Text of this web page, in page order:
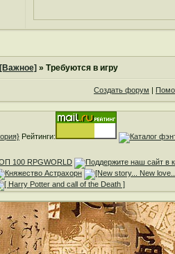
[Важное] »Требуются в игру
Создать форум |
Рейтинги: